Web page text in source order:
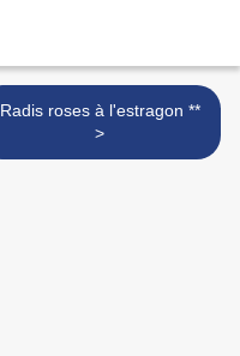
Radis roses à l'estragon **
>